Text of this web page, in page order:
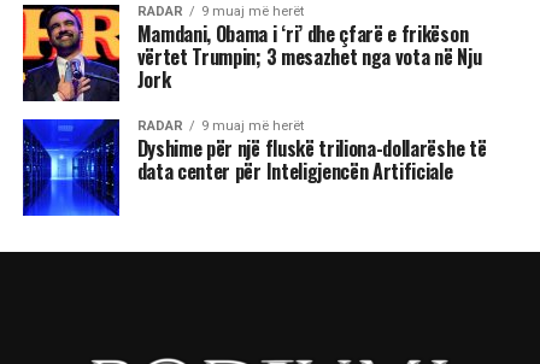
RADAR 9 muaj më herët
Mamdani, Obama i ‘ri’ dhe çfarë e frikëson
vërtet Trumpin; 3 mesazhet nga vota në Nju
Jork
RADAR 9 muaj më herët
Dyshime për një fluskë triliona-dollarëshe të
data center për Inteligjencën Artificiale